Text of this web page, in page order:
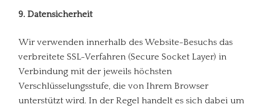
9. Datensicherheit
Wir verwenden innerhalb des Website-Besuchs das
verbreitete SSL-Verfahren (Secure Socket Layer) in
Verbindung mit der jeweils höchsten
Verschlüsselungsstufe, die von Ihrem Browser
unterstützt wird. In der Regel handelt es sich dabei um